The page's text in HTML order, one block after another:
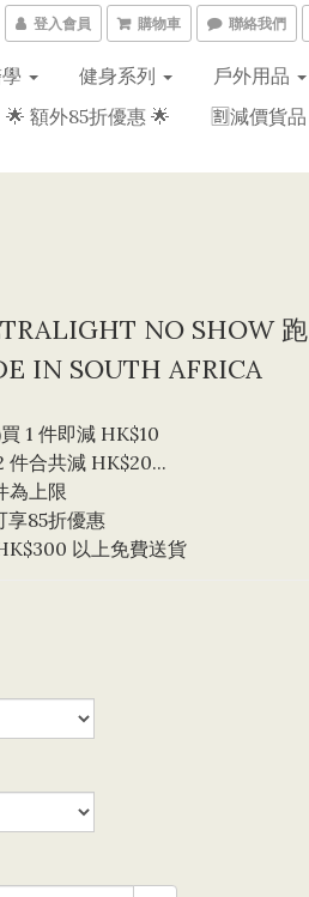
登入會員 購物車 聯絡我們
健身系列
戶外用品
🌟 額外85折優惠 🌟 🈹減價貨品
NO SHOW 跑
IN SOUTH AFRICA
1 件即減 HK$10
件合共減 HK$20...
為上限
享85折優惠
以上免費送貨